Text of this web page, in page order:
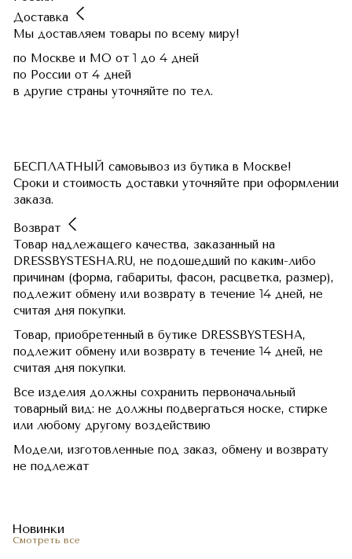
Доставка
Мы доставляем товары по всему миру!
по Москве и МО от 1 до 4 дней
по России от 4 дней
в другие страны уточняйте по тел.
БЕСПЛАТНЫЙ самовывоз из бутика в Москве!
Сроки и стоимость доставки уточняйте при оформлении
заказа.
Возврат
Товар надлежащего качества, заказанный на
DRESSBYSTESHA.RU, не подошедший по каким-либо
причинам (форма, габариты, фасон, расцветка, размер),
подлежит обмену или возврату в течение 14 дней, не
считая дня покупки.
Товар, приобретенный в бутике DRESSBYSTESHA,
подлежит обмену или возврату в течение 14 дней, не
считая дня покупки.
Все изделия должны сохранить первоначальный
товарный вид: не должны подвергаться носке, стирке
или любому другому воздействию
Модели, изготовленные под заказ, обмену и возврату
не подлежат
Новинки
Смотреть все